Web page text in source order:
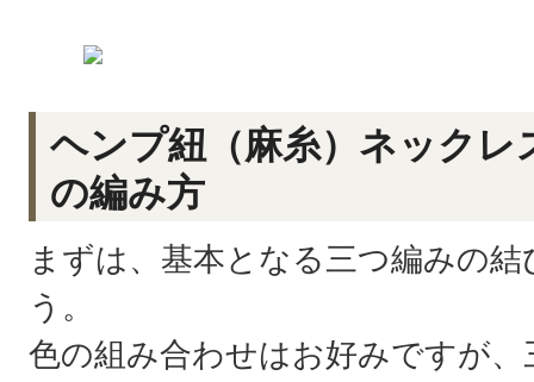
ヘンプ紐（麻糸）ネック
の編み方
まずは、基本となる三つ編みの
う。
色の組み合わせはお好みですが